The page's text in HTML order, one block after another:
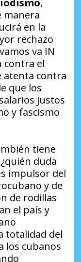
manera
en la
rechazo
va IN
contra el
atenta contra
que los
justos
y fascismo
tiene
duda
impulsor del
y de
de rodillas
el país y
totalidad del
los cubanos